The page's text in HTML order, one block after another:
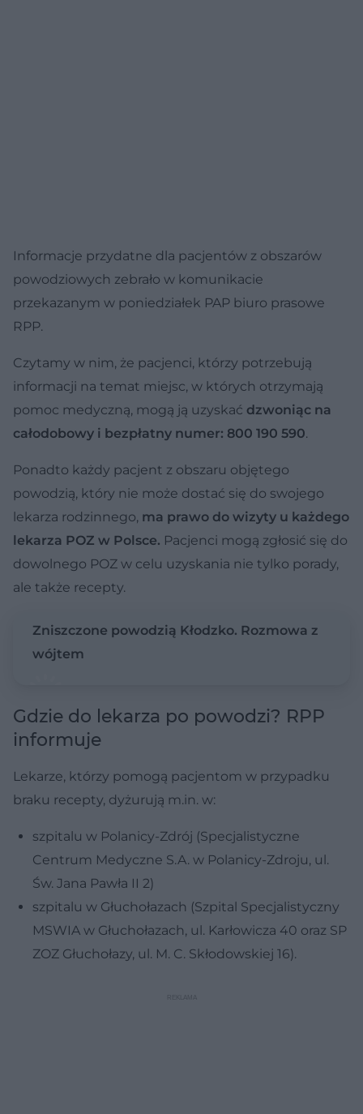
Informacje przydatne dla pacjentów z obszarów
powodziowych zebrało w komunikacie
przekazanym w poniedziałek PAP biuro prasowe
RPP.
Czytamy w nim, że pacjenci, którzy potrzebują
informacji na temat miejsc, w których otrzymają
pomoc medyczną, mogą ją uzyskać dzwoniąc na
całodobowy i bezpłatny numer: 800 190 590.
Ponadto każdy pacjent z obszaru objętego
powodzią, który nie może dostać się do swojego
lekarza rodzinnego, ma prawo do wizyty u każdego
lekarza POZ w Polsce. Pacjenci mogą zgłosić się do
dowolnego POZ w celu uzyskania nie tylko porady,
ale także recepty.
Zniszczone powodzią Kłodzko. Rozmowa z
wójtem
Gdzie do lekarza po powodzi? RPP
informuje
Lekarze, którzy pomogą pacjentom w przypadku
braku recepty, dyżurują m.in. w:
szpitalu w Polanicy-Zdrój (Specjalistyczne
Centrum Medyczne S.A. w Polanicy-Zdroju, ul.
Św. Jana Pawła II 2)
szpitalu w Głuchołazach (Szpital Specjalistyczny
MSWIA w Głuchołazach, ul. Karłowicza 40 oraz SP
ZOZ Głuchołazy, ul. M. C. Skłodowskiej 16).